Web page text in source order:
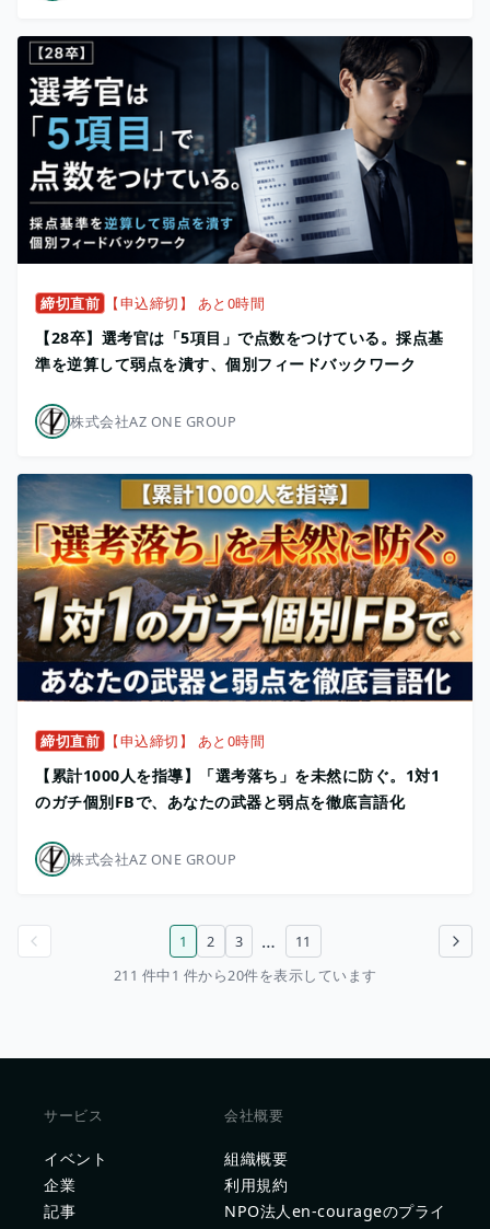
締切直前 【申込締切】 あと0時間
【28卒】選考官は「5項目」で点数をつけている。採点基
準を逆算して弱点を潰す、個別フィードバックワーク
株式会社AZ ONE GROUP
締切直前 【申込締切】 あと0時間
【累計1000人を指導】「選考落ち」を未然に防ぐ。1対1
のガチ個別FBで、あなたの武器と弱点を徹底言語化
株式会社AZ ONE GROUP
次のページ
1 2 3 …
11
211 件中1 件から20件を表示しています
サービス
イベント
企業
記事
会社概要
組織概要
利用規約
NPO法人en-courageのプライ